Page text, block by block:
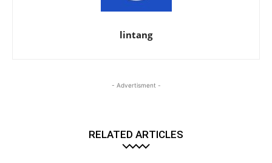
lintang
- Advertisment -
RELATED ARTICLES